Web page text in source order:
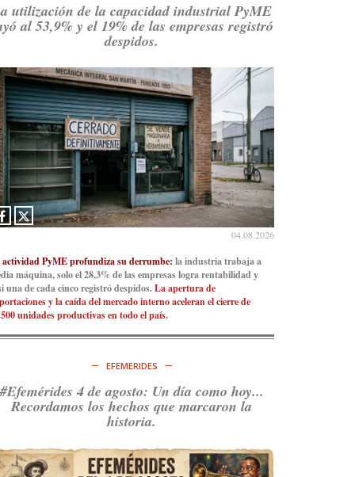
utilización de la capacidad industrial PyME
al 53,9% y el 19% de las empresas registró
despidos.
04.08.2026
PyME profundiza su derrumbe: la industria trabaja a
máquina, solo el 28,3% de las empresas logra rentabilidad y
una de cada cinco registró despidos.La apertura de
y la caída del mercado interno aceleran el cierre de
unidades productivas en todo el país.
EFEMERIDES
#Efemérides 4 de agosto: Un día como hoy...
Recordamos los hechos que marcaron la
historia.